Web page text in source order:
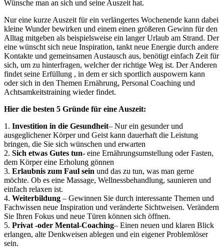
Wünsche man an sich und seine Auszeit hat.
Nur eine kurze Auszeit für ein verlängertes Wochenende kann dabei
kleine Wunder bewirken und einem einen größeren Gewinn für den
Alltag mitgeben als beispielsweise ein langer Urlaub am Strand. Der
eine wünscht sich neue Inspiration, tankt neue Energie durch andere
Kontakte und gemeinsamen Austausch aus, benötigt einfach Zeit für
sich, um zu hinterfragen, welcher der richtige Weg ist. Der Anderen
findet seine Erfüllung , in dem er sich sportlich auspowern kann
oder sich in den Themen Ernährung, Personal Coaching und
Achtsamkeitstraining wieder findet.
Hier die besten 5 Gründe für eine Auszeit:
1. Investition in die Gesundheit– Nur ein gesunder und
ausgeglichener Körper und Geist kann dauerhaft die Leistung
bringen, die Sie sich wünschen und erwarten
2. Sich etwas Gutes tun- eine Ernährungsumstellung oder Fasten,
dem Körper eine Erholung gönnen
3. Erlaubnis zum Faul sein und das zu tun, was man gerne
möchte. Ob es eine Massage, Wellnessbehandlung, saunieren und
einfach relaxen ist.
4. Weiterbildung – Gewinnen Sie durch interessante Themen und
Fachwissen neue Inspiration und veränderte Sichtweisen. Verändern
Sie Ihren Fokus und neue Türen können sich öffnen.
5. Privat -oder Mental-Coaching– Einen neuen und klaren Blick
erlangen, alte Denkweisen ablegen und ein eigener Problemlöser
sein.